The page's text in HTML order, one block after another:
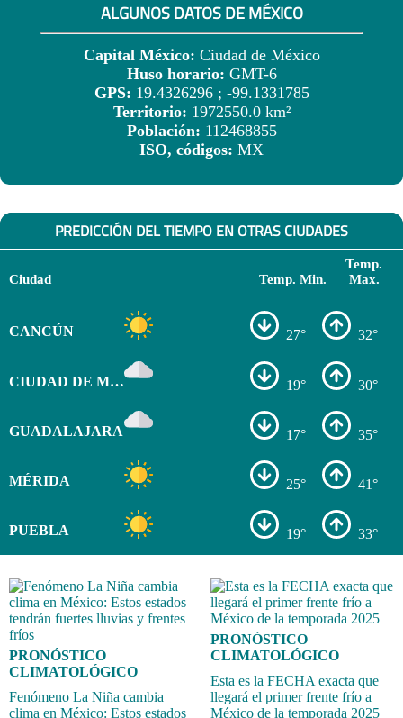
ALGUNOS DATOS DE MÉXICO
Capital México: Ciudad de México
Huso horario: GMT-6
GPS: 19.4326296 ; -99.1331785
Territorio: 1972550.0 km²
Población: 112468855
ISO, códigos: MX
PREDICCIÓN DEL TIEMPO EN OTRAS CIUDADES
Ciudad Temp. Min.
Temp.
Max.
CANCÚN 27° 32°
CIUDAD DE MÉXICO 19° 30°
GUADALAJARA 17° 35°
MÉRIDA 25° 41°
PUEBLA 19° 33°
PRONÓSTICO
CLIMATOLÓGICO
Fenómeno La Niña cambia
clima en México: Estos estados
PRONÓSTICO
CLIMATOLÓGICO
Esta es la FECHA exacta que
llegará el primer frente frío a
México de la temporada 2025